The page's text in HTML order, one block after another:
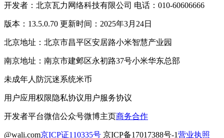
开发者：北京瓦力网络科技有限公司 电话：010-60606666
版本：13.5.0.70 更新时间：2025年3月24日
北京地址：北京市昌平区安居路小米智慧产业园
南京地址：南京市建邺区永初路37号小米华东总部
未成年人防沉迷系统米币
用户应用权限隐私协议用户服务协议
开发者平台微信公众号微博主页商务合作
@wali.com京ICP证110335号 京ICP备17017388号-1营业执照